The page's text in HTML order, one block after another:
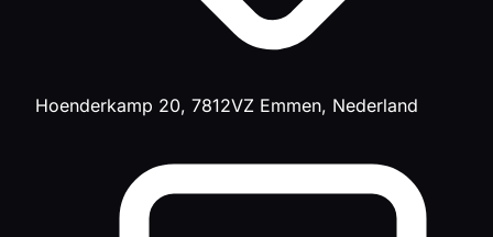
Hoenderkamp 20, 7812VZ Emmen, Nederland